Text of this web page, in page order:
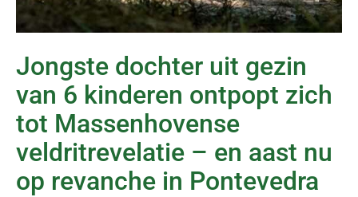
Jongste dochter uit gezin
van 6 kinderen ontpopt zich
tot Massenhovense
veldritrevelatie – en aast nu
op revanche in Pontevedra